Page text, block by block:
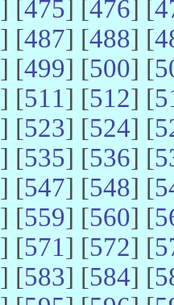
] [475] [476] [
] [487] [488] [
] [499] [500] [
] [511] [512] [
] [523] [524] [
] [535] [536] [
] [547] [548] [
] [559] [560] [
] [571] [572] [
] [583] [584] [